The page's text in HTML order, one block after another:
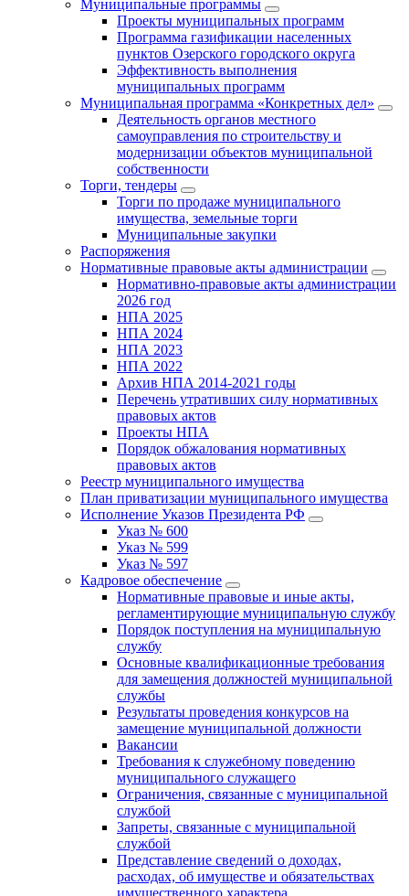
Муниципальные программы
Проекты муниципальных программ
Программа газификации населенных
пунктов Озерского городского округа
Эффективность выполнения
муниципальных программ
Муниципальная программа «Конкретных дел»
Деятельность органов местного
самоуправления по строительству и
модернизации объектов муниципальной
собственности
Торги, тендеры
Торги по продаже муниципального
имущества, земельные торги
Муниципальные закупки
Распоряжения
Нормативные правовые акты администрации
Нормативно-правовые акты администрации
2026 год
НПА 2025
НПА 2024
НПА 2023
НПА 2022
Архив НПА 2014-2021 годы
Перечень утративших силу нормативных
правовых актов
Проекты НПА
Порядок обжалования нормативных
правовых актов
Реестр муниципального имущества
План приватизации муниципального имущества
Исполнение Указов Президента РФ
Указ № 600
Указ № 599
Указ № 597
Кадровое обеспечение
Нормативные правовые и иные акты,
регламентирующие муниципальную службу
Порядок поступления на муниципальную
службу
Основные квалификационные требования
для замещения должностей муниципальной
службы
Результаты проведения конкурсов на
замещение муниципальной должности
Вакансии
Требования к служебному поведению
муниципального служащего
Ограничения, связанные с муниципальной
службой
Запреты, связанные с муниципальной
службой
Представление сведений о доходах,
расходах, об имуществе и обязательствах
имущественного характера